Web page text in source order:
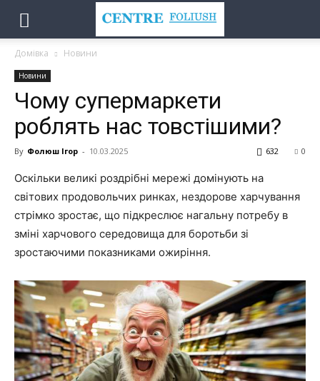
Домівка Новини
Новини
Чому супермаркети
роблять нас товстішими?
By Фолюш Ігор - 10.03.2025 0
632
Оскільки великі роздрібні мережі домінують на
світових продовольчих ринках, нездорове харчування
стрімко зростає, що підкреслює нагальну потребу в
зміні харчового середовища для боротьби зі
зростаючими показниками ожиріння.